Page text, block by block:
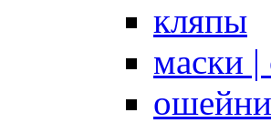
кляпы
маски |